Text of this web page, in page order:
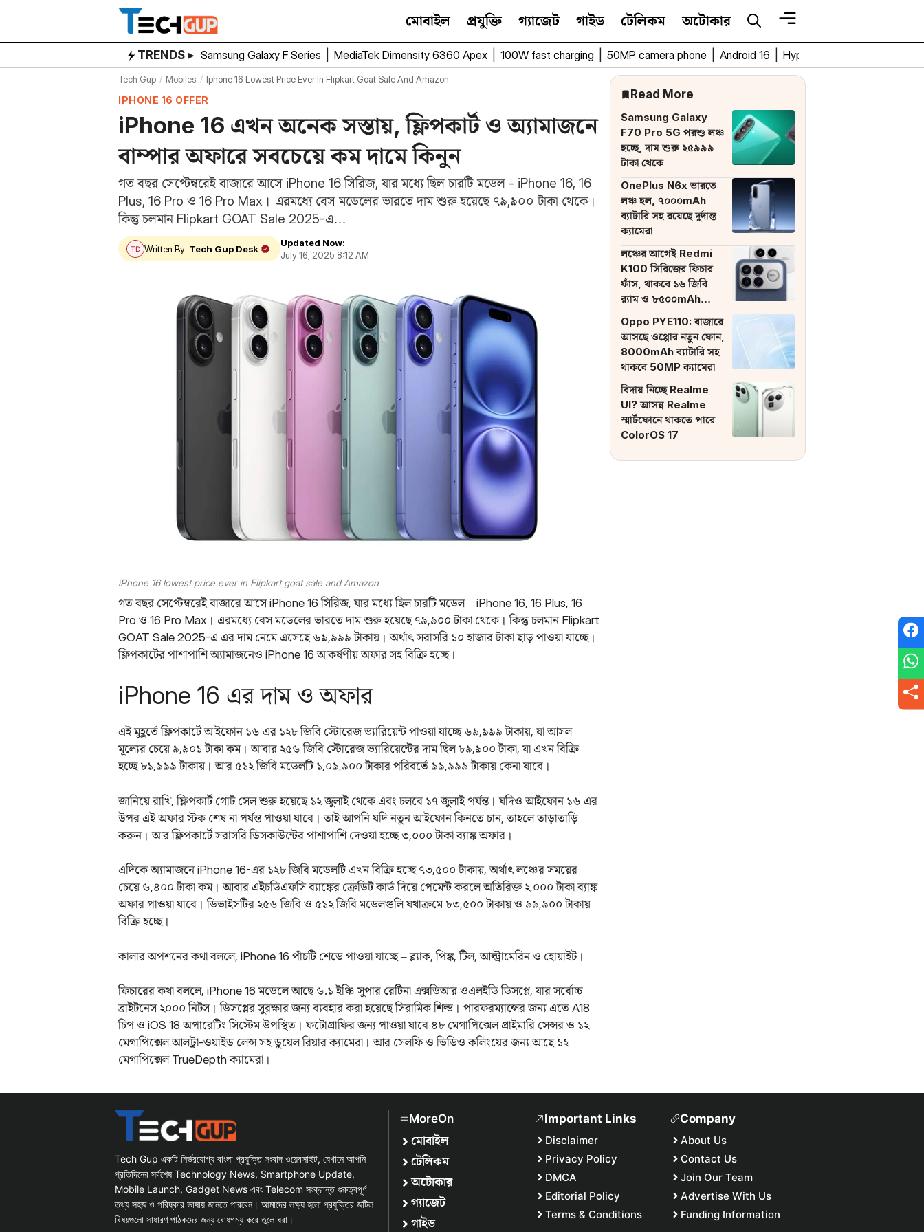
content
মোবাইল প্রযুক্তি গ্যাজেট গাইড টেলিকম অটোকার
TRENDS ▸ Samsung Galaxy F Series MediaTek Dimensity 6360 Apex 100W fast charging 50MP camera phone Android 16 HyperOS 3
Tech Gup Mobiles Iphone 16 Lowest Price Ever In Flipkart Goat Sale And Amazon
IPHONE 16 OFFER
iPhone 16 এখন অনেক সস্তায়, ফ্লিপকার্ট ও অ্যামাজনে
বাম্পার অফারে সবচেয়ে কম দামে কিনুন
গত বছর সেপ্টেম্বরেই বাজারে আসে iPhone 16 সিরিজ, যার মধ্যে ছিল চারটি মডেল - iPhone 16, 16
Plus, 16 Pro ও 16 Pro Max। এরমধ্যে বেস মডেলের ভারতে দাম শুরু হয়েছে ৭৯,৯০০ টাকা থেকে।
কিন্তু চলমান Flipkart GOAT Sale 2025-এ…
Written By :Tech Gup Desk
Updated Now:
July 16, 2025 8:12 AM
iPhone 16 lowest price ever in Flipkart goat sale and Amazon
গত বছর সেপ্টেম্বরেই বাজারে আসে iPhone 16 সিরিজ, যার মধ্যে ছিল চারটি মডেল – iPhone 16, 16 Plus, 16
Pro ও 16 Pro Max। এরমধ্যে বেস মডেলের ভারতে দাম শুরু হয়েছে ৭৯,৯০০ টাকা থেকে। কিন্তু চলমান Flipkart
GOAT Sale 2025-এ এর দাম নেমে এসেছে ৬৯,৯৯৯ টাকায়। অর্থাৎ সরাসরি ১০ হাজার টাকা ছাড় পাওয়া যাচ্ছে।
ফ্লিপকার্টের পাশাপাশি অ্যামাজনেও iPhone 16 আকর্ষণীয় অফার সহ বিক্রি হচ্ছে।
iPhone 16 এর দাম ও অফার
এই মুহূর্তে ফ্লিপকার্টে আইফোন ১৬ এর ১২৮ জিবি স্টোরেজ ভ্যারিয়েন্ট পাওয়া যাচ্ছে ৬৯,৯৯৯ টাকায়, যা আসল
মূল্যের চেয়ে ৯,৯০১ টাকা কম। আবার ২৫৬ জিবি স্টোরেজ ভ্যারিয়েন্টের দাম ছিল ৮৯,৯০০ টাকা, যা এখন বিক্রি
হচ্ছে ৮১,৯৯৯ টাকায়। আর ৫১২ জিবি মডেলটি ১,০৯,৯০০ টাকার পরিবর্তে ৯৯,৯৯৯ টাকায় কেনা যাবে।
জানিয়ে রাখি, ফ্লিপকার্ট গোট সেল শুরু হয়েছে ১২ জুলাই থেকে এবং চলবে ১৭ জুলাই পর্যন্ত। যদিও আইফোন ১৬ এর
উপর এই অফার স্টক শেষ না পর্যন্ত পাওয়া যাবে। তাই আপনি যদি নতুন আইফোন কিনতে চান, তাহলে তাড়াতাড়ি
করুন। আর ফ্লিপকার্টে সরাসরি ডিসকাউন্টের পাশাপাশি দেওয়া হচ্ছে ৩,০০০ টাকা ব্যাঙ্ক অফার।
এদিকে অ্যামাজনে iPhone 16-এর ১২৮ জিবি মডেলটি এখন বিক্রি হচ্ছে ৭৩,৫০০ টাকায়, অর্থাৎ লঞ্চের সময়ের
চেয়ে ৬,৪০০ টাকা কম। আবার এইচডিএফসি ব্যাঙ্কের ক্রেডিট কার্ড দিয়ে পেমেন্ট করলে অতিরিক্ত ২,০০০ টাকা ব্যাঙ্ক
অফার পাওয়া যাবে। ডিভাইসটির ২৫৬ জিবি ও ৫১২ জিবি মডেলগুলি যথাক্রমে ৮৩,৫০০ টাকায় ও ৯৯,৯০০ টাকায়
বিক্রি হচ্ছে।
কালার অপশনের কথা বললে, iPhone 16 পাঁচটি শেডে পাওয়া যাচ্ছে – ব্ল্যাক, পিঙ্ক, টিল, আল্ট্রামেরিন ও হোয়াইট।
ফিচারের কথা বললে, iPhone 16 মডেলে আছে ৬.১ ইঞ্চি সুপার রেটিনা এক্সডিআর ওএলইডি ডিসপ্লে, যার সর্বোচ্চ
ব্রাইটনেস ২০০০ নিটস। ডিসপ্লের সুরক্ষার জন্য ব্যবহার করা হয়েছে সিরামিক শিল্ড। পারফরম্যান্সের জন্য এতে A18
চিপ ও iOS 18 অপারেটিং সিস্টেম উপস্থিত। ফটোগ্রাফির জন্য পাওয়া যাবে ৪৮ মেগাপিক্সেল প্রাইমারি সেন্সর ও ১২
মেগাপিক্সেল আলট্রা-ওয়াইড লেন্স সহ ডুয়েল রিয়ার ক্যামেরা। আর সেলফি ও ভিডিও কলিংয়ের জন্য আছে ১২
মেগাপিক্সেল TrueDepth ক্যামেরা।
Read More
Samsung Galaxy
F70 Pro 5G পরশু লঞ্চ
হচ্ছে, দাম শুরু ২৫৯৯৯
টাকা থেকে
OnePlus N6x ভারতে
লঞ্চ হল, ৭০০০mAh
ব্যাটারি সহ রয়েছে দুর্দান্ত
ক্যামেরা
লঞ্চের আগেই Redmi
K100 সিরিজের ফিচার
ফাঁস, থাকবে ১৬ জিবি
র‌্যাম ও ৮৫০০mAh
ব্যাটারি
Oppo PYE110: বাজারে
আসছে ওপ্পোর নতুন ফোন,
8000mAh ব্যাটারি সহ
থাকবে 50MP ক্যামেরা
বিদায় নিচ্ছে Realme
UI? আসন্ন Realme
স্মার্টফোনে থাকতে পারে
ColorOS 17
Tech Gup একটি নির্ভরযোগ্য বাংলা প্রযুক্তি সংবাদ ওয়েবসাইট, যেখানে আপনি
প্রতিদিনের সর্বশেষ Technology News, Smartphone Update,
Mobile Launch, Gadget News এবং Telecom সংক্রান্ত গুরুত্বপূর্ণ
তথ্য সহজ ও পরিষ্কার ভাষায় জানতে পারবেন। আমাদের লক্ষ্য হলো প্রযুক্তির জটিল
বিষয়গুলো সাধারণ পাঠকদের জন্য বোধগম্য করে তুলে ধরা।
MoreOn
মোবাইল
টেলিকম
অটোকার
গ্যাজেট
গাইড
Important Links
Disclaimer
Privacy Policy
DMCA
Editorial Policy
Terms & Conditions
Company
About Us
Contact Us
Join Our Team
Advertise With Us
Funding Information